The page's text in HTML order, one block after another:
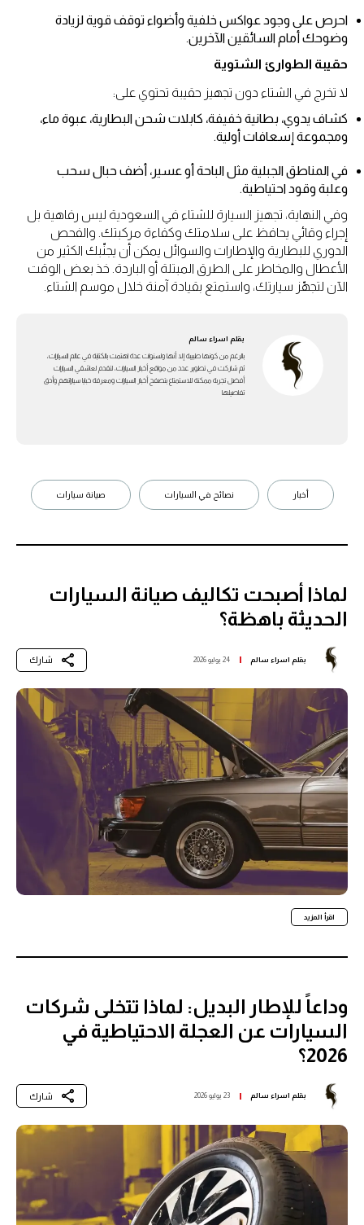
احرص على وجود عواكس خلفية وأضواء توقف قوية لزيادة
وضوحك أمام السائقين الآخرين.
حقيبة الطوارئ الشتوية
لا تخرج في الشتاء دون تجهيز حقيبة تحتوي على:
كشاف يدوي، بطانية خفيفة، كابلات شحن البطارية، عبوة ماء،
ومجموعة إسعافات أولية.
في المناطق الجبلية مثل الباحة أو عسير، أضف حبال سحب
وعلبة وقود احتياطية.
وفي النهاية، تجهيز السيارة للشتاء في السعودية ليس رفاهية بل
إجراء وقائي يحافظ على سلامتك وكفاءة مركبتك. والفحص
الدوري للبطارية والإطارات والسوائل يمكن أن يجنّبك الكثير من
الأعطال والمخاطر على الطرق المبتلة أو الباردة. خذ بعض الوقت
الآن لتجهّز سيارتك، واستمتع بقيادة آمنة خلال موسم الشتاء.
بقلم اسراء سالم
بالرغم من كونها طبيبة إلا أنها ولسنوات عدة اهتمت بالكتابة في عالم السيارات،
ثم شاركت في تطوير عدد من مواقع أخبار السيارات، لتقدم لعاشقي السيارات
أفضل تجربة ممكنة للاستمتاع بتصفح أخبار السيارات ومعرفة خبايا سياراتهم وأدق
تفاصيلها
أخبار نصائح في السيارات صيانة سيارات
لماذا أصبحت تكاليف صيانة السيارات
الحديثة باهظة؟
بقلم اسراء سالم 24 يوليو 2026 شارك
اقرأ المزيد
وداعاً للإطار البديل: لماذا تتخلى شركات
السيارات عن العجلة الاحتياطية في
2026؟
بقلم اسراء سالم 23 يوليو 2026 شارك